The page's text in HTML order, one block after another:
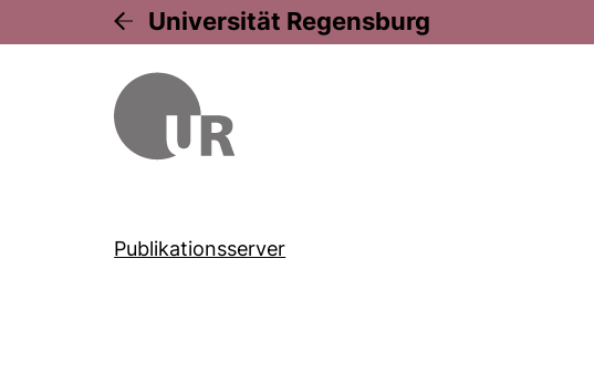
Universität Regensburg
Publikationsserver